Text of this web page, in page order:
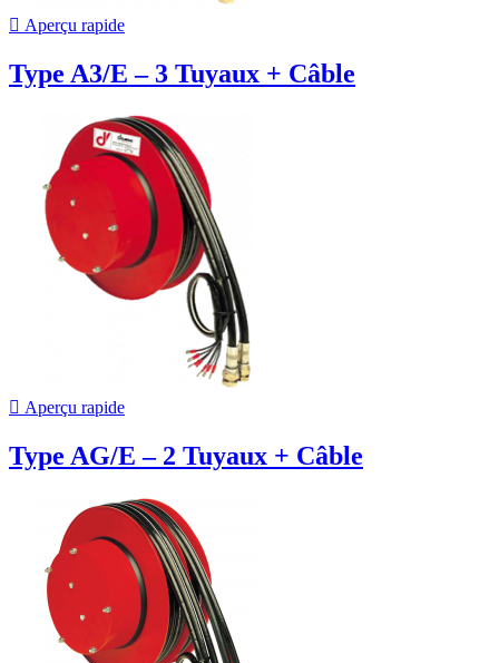
 Aperçu rapide
Type A3/E – 3 Tuyaux + Câble
 Aperçu rapide
Type AG/E – 2 Tuyaux + Câble